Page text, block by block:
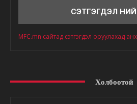
MFC.mn сайтад сэтгэгдэл оруулахад
Холбоотой